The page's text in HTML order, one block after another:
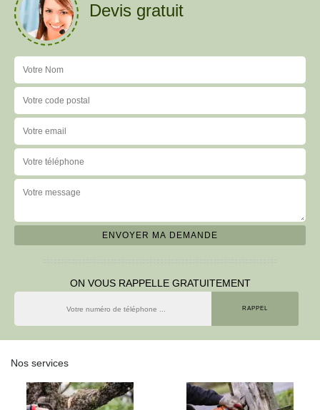
Devis gratuit
ON VOUS RAPPELLE GRATUITEMENT
Nos services